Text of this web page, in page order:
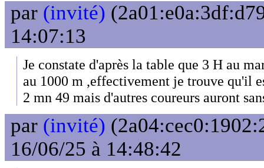
par (invité)
14:07:13
Je constate d'après la table que 3 H au
au 1000 m ,effectivement je trouve qu'il
2 mn 49 mais d'autres coureurs auront
par (invité)
16/06/25 à 14:48:42